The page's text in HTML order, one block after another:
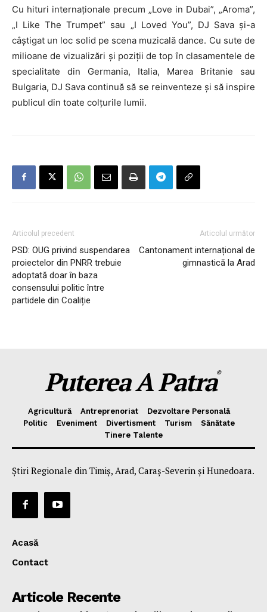
Cu hituri internaționale precum „Love in Dubai”, „Aroma”,
„I Like The Trumpet” sau „I Loved You”, DJ Sava și-a
câștigat un loc solid pe scena muzicală dance. Cu sute de
milioane de vizualizări și poziții de top în clasamentele de
specialitate din Germania, Italia, Marea Britanie sau
Bulgaria, DJ Sava continuă să se reinventeze și să inspire
publicul din toate colțurile lumii.
Articolul precedent
PSD: OUG privind suspendarea
proiectelor din PNRR trebuie
adoptată doar în baza
consensului politic între
partidele din Coaliție
Articolul următor
Cantonament internațional de
gimnastică la Arad
Puterea A Patra©
Agricultură Antreprenoriat
Dezvoltare Personală
Politic
Eveniment Divertisment Turism
Sănătate
Tinere Talente
Știri Regionale din Timiș, Arad, Caraș-Severin și Hunedoara.
Acasă
Contact
Articole Recente